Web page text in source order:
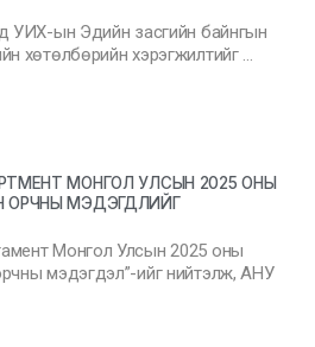
УИХ-ын Эдийн засгийн байнгын
хөтөлбөрийн хэрэгжилтийг …
МОНГОЛ УЛСЫН 2025 ОНЫ
ОРЧНЫ МЭДЭГДЛИЙГ
Монгол Улсын 2025 оны
мэдэгдэл”-ийг нийтэлж, АНУ